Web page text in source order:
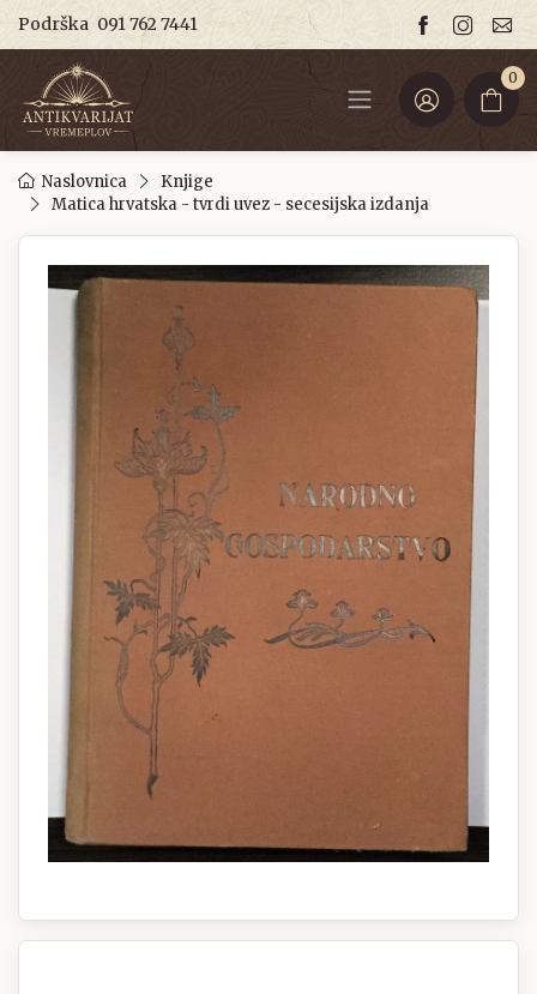
Podrška 091 762 7441
0
Naslovnica
Knjige
Matica hrvatska - tvrdi uvez - secesijska izdanja